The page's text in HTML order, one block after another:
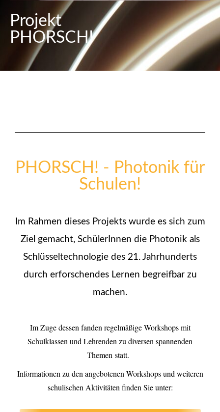
Projekt
PHORSCH!
PHORSCH! - Photonik für
Schulen!
Im Rahmen dieses Projekts wurde es sich zum
Ziel gemacht, SchülerInnen die Photonik als
Schlüsseltechnologie des 21. Jahrhunderts
durch erforschendes Lernen begreifbar zu
machen.
Im Zuge dessen fanden regelmäßige Workshops mit
Schulklassen und Lehrenden zu diversen spannenden
Themen statt.
Informationen zu den angebotenen Workshops und weiteren
schulischen Aktivitäten finden Sie unter: